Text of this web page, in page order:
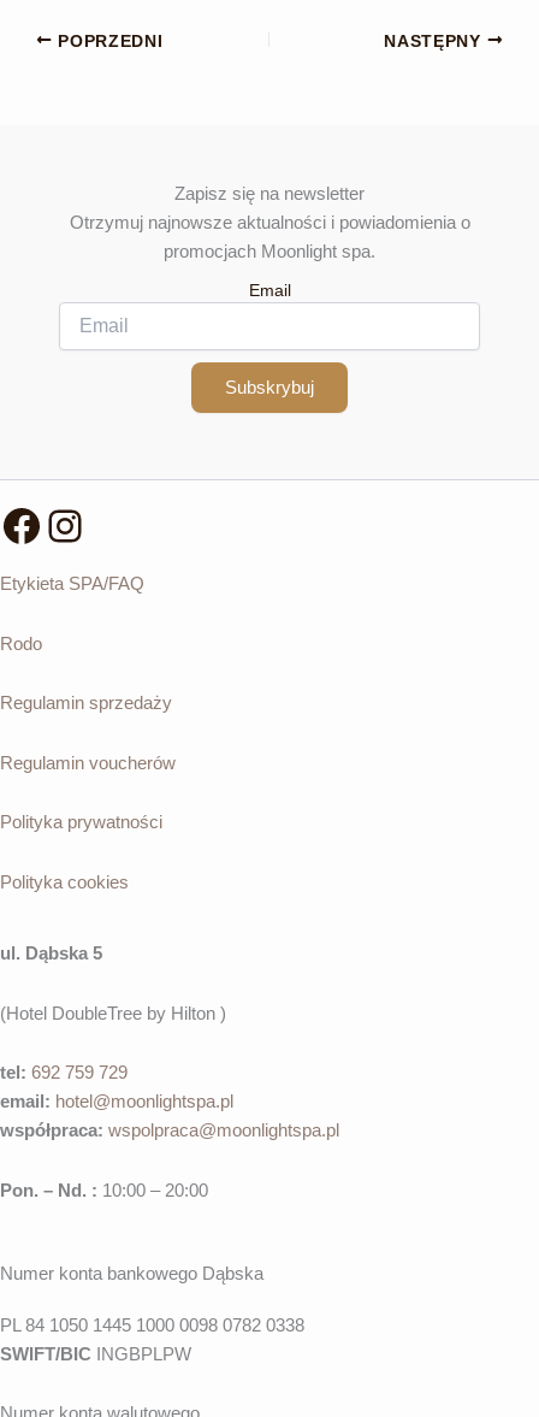
POPRZEDNI NASTĘPNY
Zapisz się na newsletter
Otrzymuj najnowsze aktualności i powiadomienia o
promocjach Moonlight spa.
Email
Subskrybuj
Facebook
Instagram
Etykieta SPA/FAQ
Rodo
Regulamin sprzedaży
Regulamin voucherów
Polityka prywatności
Polityka cookies
ul. Dąbska 5
(Hotel DoubleTree by Hilton )
tel: 692 759 729
email: hotel@moonlightspa.pl
współpraca: wspolpraca@moonlightspa.pl
Pon. – Nd. : 10:00 – 20:00
Numer konta bankowego Dąbska
PL 84 1050 1445 1000 0098 0782 0338
SWIFT/BIC
INGBPLPW